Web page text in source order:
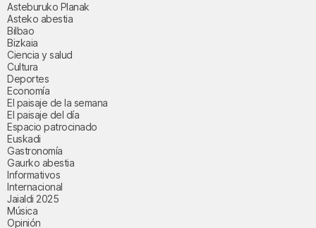
Asteburuko Planak
Asteko abestia
Bilbao
Bizkaia
Ciencia y salud
Cultura
Deportes
Economía
El paisaje de la semana
El paisaje del día
Espacio patrocinado
Euskadi
Gastronomía
Gaurko abestia
Informativos
Internacional
Jaialdi 2025
Música
Opinión